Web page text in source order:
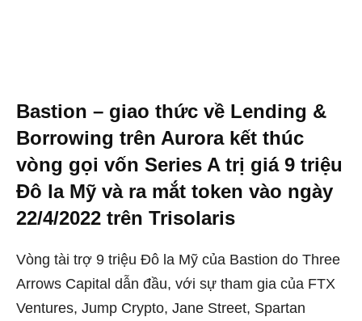
Bastion – giao thức về Lending &
Borrowing trên Aurora kết thúc
vòng gọi vốn Series A trị giá 9 triệu
Đô la Mỹ và ra mắt token vào ngày
22/4/2022 trên Trisolaris
Vòng tài trợ 9 triệu Đô la Mỹ của Bastion do Three
Arrows Capital dẫn đầu, với sự tham gia của FTX
Ventures, Jump Crypto, Jane Street, Spartan